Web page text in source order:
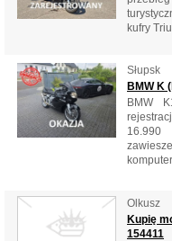
kufry
Słupsk
BMW K
BMW
16.990
Olkusz
Kupię
154411